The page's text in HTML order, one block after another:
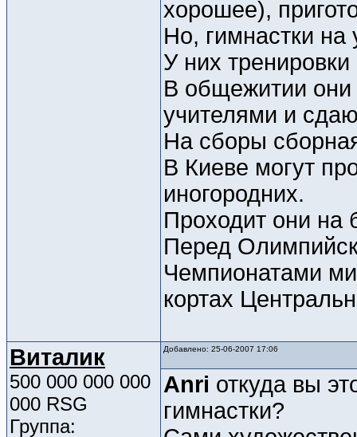
хорошее),
Но, гимнастки на
У них
В общежитии они
учителями и
На сборы
В Киеве могут
иногородних.
Проходит они на
Перед
Чемпионатами
кортах
Виталик
500 000 000 000
000 RSG
Группа:
Добавлено: 25-06-2007 17:06
Anri откуда вы
гимнастки?